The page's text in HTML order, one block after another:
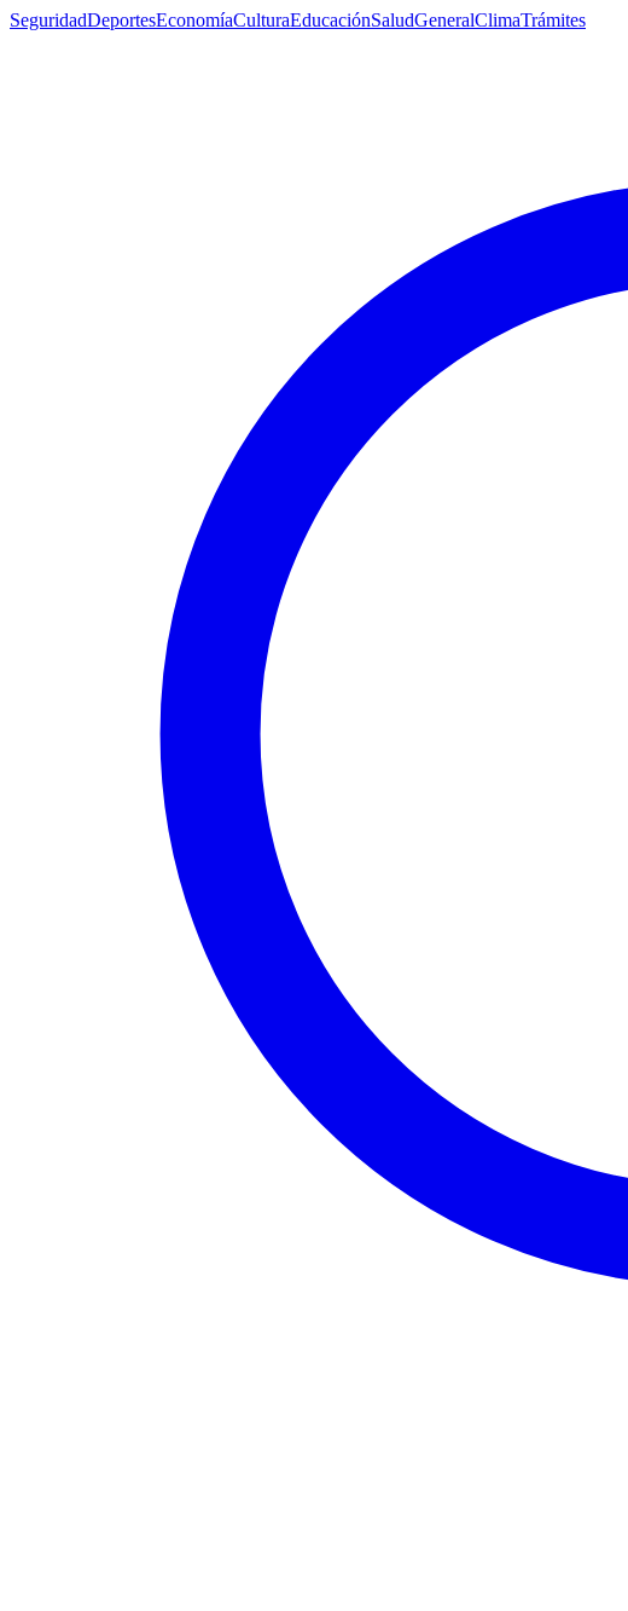
SeguridadDeportesEconomíaCulturaEducaciónSaludGeneralClimaTrámites